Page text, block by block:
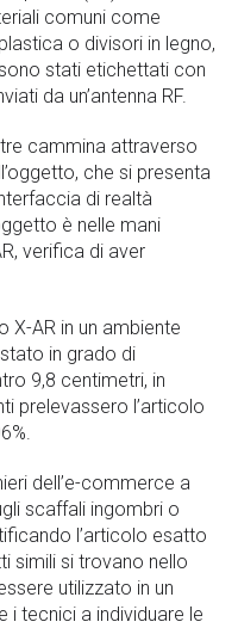
comuni come
o divisori in legno,
stati etichettati con
da un’antenna RF.
cammina attraverso
che si presenta
di realtà
è nelle mani
verifica di aver
X-AR in un ambiente
in grado di
9,8 centimetri, in
prelevassero l’articolo
dell’e-commerce a
scaffali ingombri o
l’articolo esatto
simili si trovano nello
utilizzato in un
i tecnici a individuare le